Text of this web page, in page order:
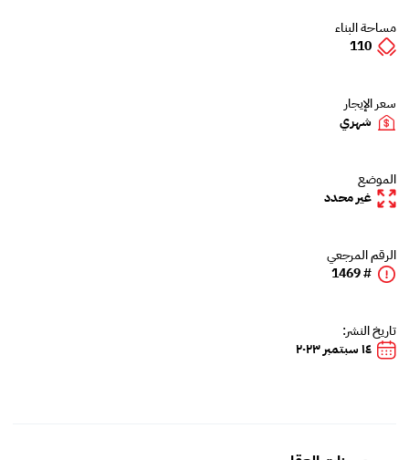
مساحة البناء
110
سعر الإيجار
شهري
الموضع
غير محدد
الرقم المرجعي
# 1469
تاريخ النشر:
١٤ سبتمبر ٢٠٢٣